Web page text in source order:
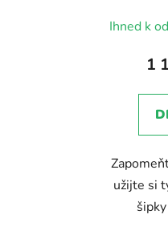
Ihned k
1
užijte si